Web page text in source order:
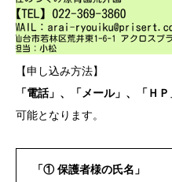
【申し込み方法】
「電話」、「メール」、「ＨＰ
可能となります。
「① 保護者様の氏名」